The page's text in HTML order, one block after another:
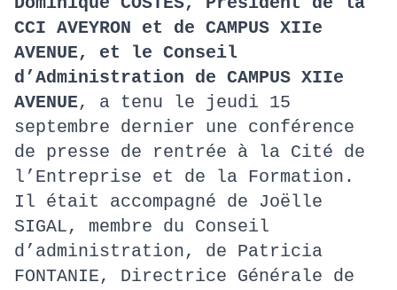
CCI AVEYRON et de CAMPUS XIIe
AVENUE, et le Conseil
d’Administration de CAMPUS XIIe
AVENUE, a tenu le jeudi 15
septembre dernier une conférence
de presse de rentrée à la Cité de
l’Entreprise et de la Formation.
Il était accompagné de Joëlle
SIGAL, membre du Conseil
d’administration, de Patricia
FONTANIE, Directrice Générale de